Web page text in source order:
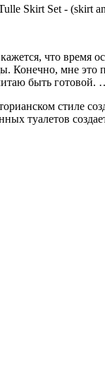
Skirt Set - (skirt
что время
Конечно, мне это
быть
стиле
туалетов